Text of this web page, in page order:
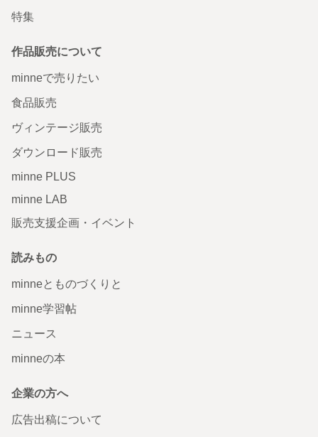
特集
作品販売について
minneで売りたい
食品販売
ヴィンテージ販売
ダウンロード販売
minne PLUS
minne LAB
販売支援企画・イベント
読みもの
minneとものづくりと
minne学習帖
ニュース
minneの本
企業の方へ
広告出稿について